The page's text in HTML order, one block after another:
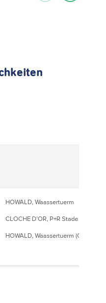
HOWALD, Waassertuerm
CLOCHE D'OR, P+R Stade de
HOWALD, Waassertuerm (CIPA)